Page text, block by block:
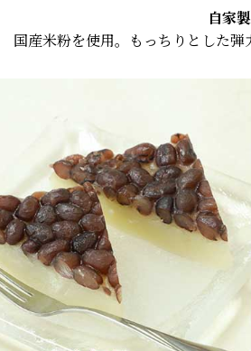
自家
国産米粉を使用。もっちりとした弾